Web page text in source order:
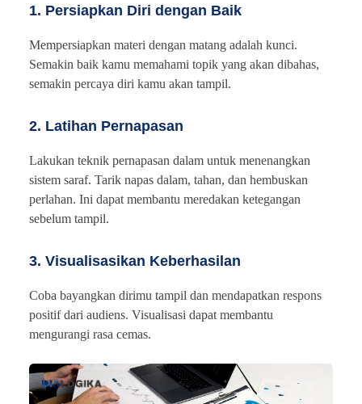
1. Persiapkan Diri dengan Baik
Mempersiapkan materi dengan matang adalah kunci.
Semakin baik kamu memahami topik yang akan dibahas,
semakin percaya diri kamu akan tampil.
2. Latihan Pernapasan
Lakukan teknik pernapasan dalam untuk menenangkan
sistem saraf. Tarik napas dalam, tahan, dan hembuskan
perlahan. Ini dapat membantu meredakan ketegangan
sebelum tampil.
3. Visualisasikan Keberhasilan
Coba bayangkan dirimu tampil dan mendapatkan respons
positif dari audiens. Visualisasi dapat membantu
mengurangi rasa cemas.